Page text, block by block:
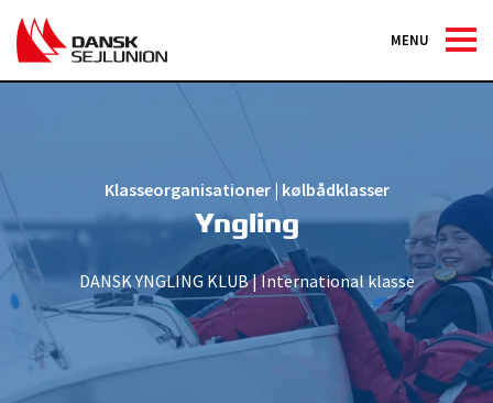
MENU
Klasseorganisationer | kølbådklasser
Yngling
DANSK YNGLING KLUB | International klasse